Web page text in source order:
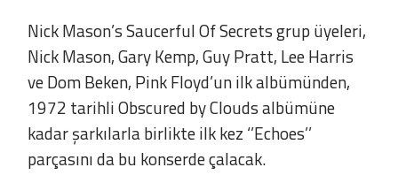
Nick Mason’s Saucerful Of Secrets grup üyeleri,
Nick Mason, Gary Kemp, Guy Pratt, Lee Harris
ve Dom Beken, Pink Floyd’un ilk albümünden,
1972 tarihli Obscured by Clouds albümüne
kadar şarkılarla birlikte ilk kez ‘’Echoes’’
parçasını da bu konserde çalacak.